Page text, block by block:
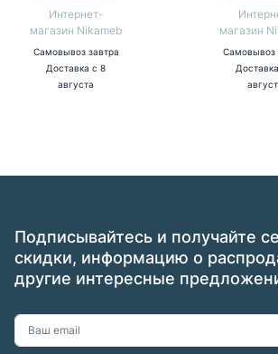
Интернет-
магазин Nikameb
Самовывоз завтра
Доставка с 8
августа
магазин
Самовывоз
Доставка
Подписывайтесь и получайте
скидки, информацию о
другие интересные